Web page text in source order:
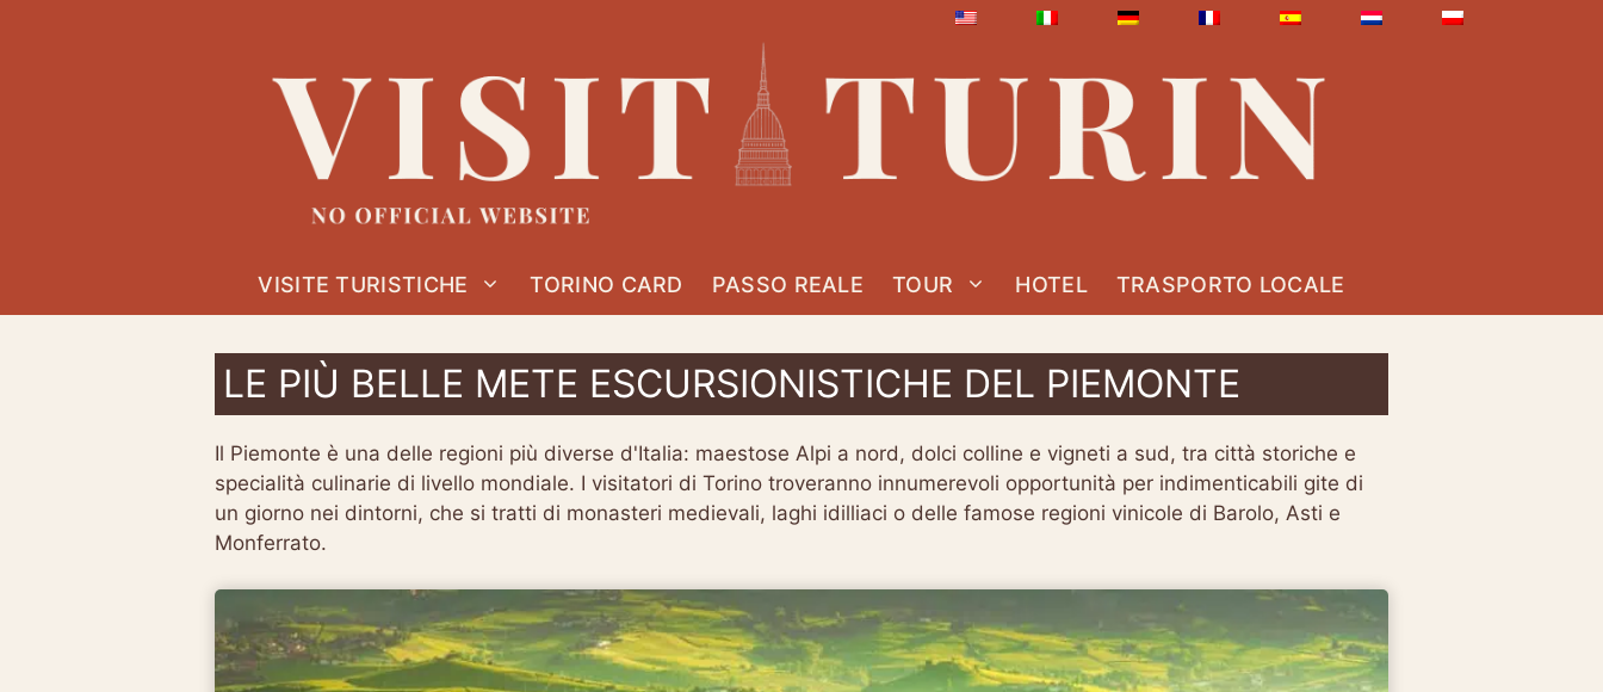
VISITE TURISTICHE TORINO CARD PASSO REALE TOUR HOTEL TRASPORTO LOCALE
LE PIÙ BELLE METE ESCURSIONISTICHE DEL PIEMONTE
Il Piemonte è una delle regioni più diverse d'Italia: maestose Alpi a nord, dolci colline e vigneti a sud, tra città storiche e
specialità culinarie di livello mondiale. I visitatori di Torino troveranno innumerevoli opportunità per indimenticabili gite di
un giorno nei dintorni, che si tratti di monasteri medievali, laghi idilliaci o delle famose regioni vinicole di Barolo, Asti e
Monferrato.